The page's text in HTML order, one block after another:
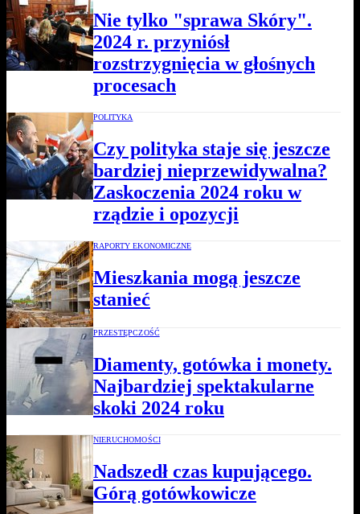
Nie tylko "sprawa Skóry".
2024 r. przyniósł
rozstrzygnięcia w głośnych
procesach
POLITYKA
Czy polityka staje się jeszcze
bardziej nieprzewidywalna?
Zaskoczenia 2024 roku w
rządzie i opozycji
RAPORTY EKONOMICZNE
Mieszkania mogą jeszcze
stanieć
PRZESTĘPCZOŚĆ
Diamenty, gotówka i monety.
Najbardziej spektakularne
skoki 2024 roku
NIERUCHOMOŚCI
Nadszedł czas kupującego.
Górą gotówkowicze